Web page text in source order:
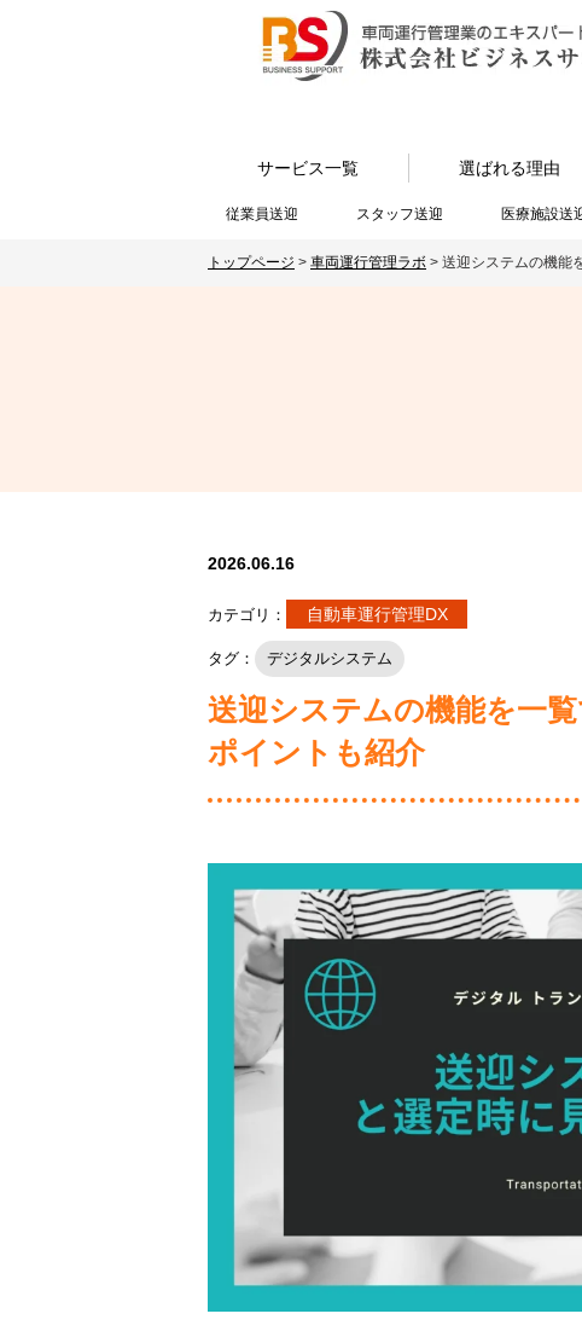
サービス一覧 選ばれる理由
従業員送迎 スタッフ送迎 医療施設送
トップページ > 車両運行管理ラボ > 送迎システムの機能
2026.06.16
カテゴリ： 自動車運行管理DX
タグ： デジタルシステム
送迎システムの機能を一
ポイントも紹介